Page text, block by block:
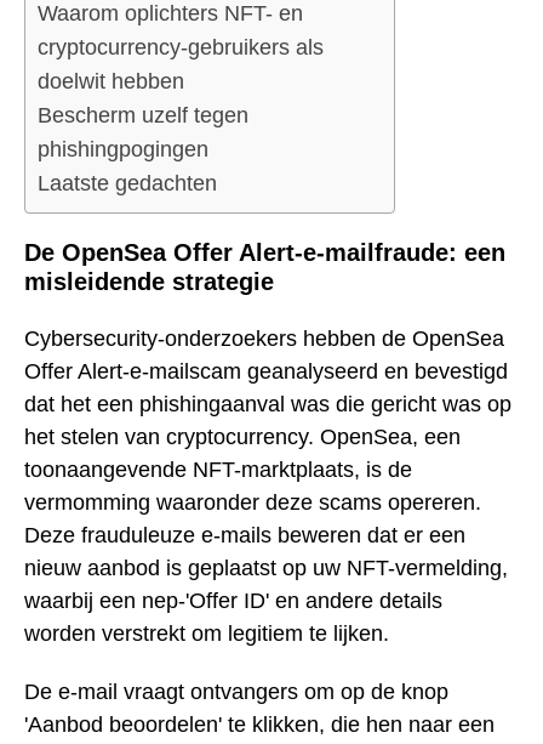
Waarom oplichters NFT- en
cryptocurrency-gebruikers als
doelwit hebben
Bescherm uzelf tegen
phishingpogingen
Laatste gedachten
De OpenSea Offer Alert-e-mailfraude: een
misleidende strategie
Cybersecurity-onderzoekers hebben de OpenSea
Offer Alert-e-mailscam geanalyseerd en bevestigd
dat het een phishingaanval was die gericht was op
het stelen van cryptocurrency. OpenSea, een
toonaangevende NFT-marktplaats, is de
vermomming waaronder deze scams opereren.
Deze frauduleuze e-mails beweren dat er een
nieuw aanbod is geplaatst op uw NFT-vermelding,
waarbij een nep-'Offer ID' en andere details
worden verstrekt om legitiem te lijken.
De e-mail vraagt ontvangers om op de knop
'Aanbod beoordelen' te klikken, die hen naar een